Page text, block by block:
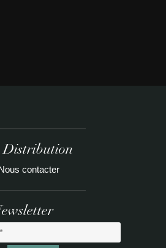
Distribution
contacter